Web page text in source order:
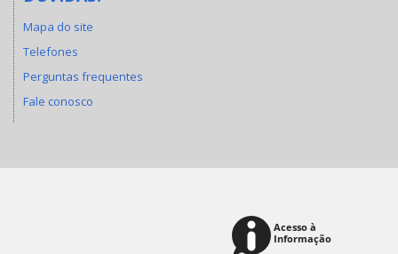
Mapa do site
Telefones
Perguntas frequentes
Fale conosco